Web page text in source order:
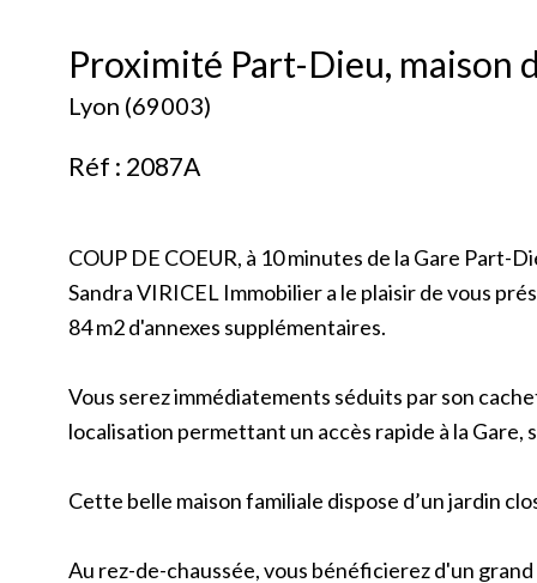
Proximité Part-Dieu, maison
Lyon (69003)
Réf : 2087A
COUP DE COEUR, à 10 minutes de la Gare
Sandra VIRICEL Immobilier a le plaisir de vous
84 m2 d'annexes supplémentaires.
Vous serez immédiatements séduits par son
localisation permettant un accès rapide à la Gare,
Cette belle maison familiale dispose d’un jardin
Au rez-de-chaussée, vous bénéficierez d'un